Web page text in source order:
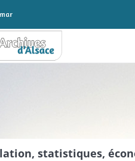
- Colmar
statistiques,